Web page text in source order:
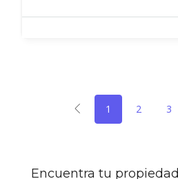
1 2 3
Encuentra tu propiedad